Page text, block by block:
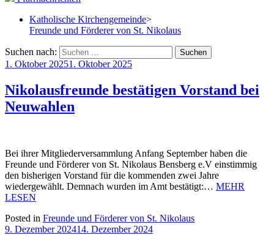
Katholische Kirchengemeinde>
Freunde und Förderer von St. Nikolaus
Suchen nach:
1. Oktober 20251. Oktober 2025
Nikolausfreunde bestätigen Vorstand bei
Neuwahlen
Bei ihrer Mitgliederversammlung Anfang September haben die
Freunde und Förderer von St. Nikolaus Bensberg e.V einstimmig
den bisherigen Vorstand für die kommenden zwei Jahre
wiedergewählt. Demnach wurden im Amt bestätigt:… MEHR
LESEN
Posted in Freunde und Förderer von St. Nikolaus
9. Dezember 202414. Dezember 2024